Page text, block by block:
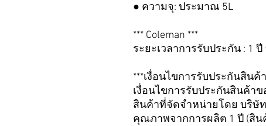
● ความจุ: ประมาณ 5L
*** Coleman ***
ระยะเวลาการรับประกัน : 1
***เงื่อนไขการรับประกันสินค้
เงื่อนไขการรับประกันสินค้า
สินค้าที่จัดจำหน่ายโดย บริษัท
คุณภาพจากการผลิต 1 ปี (สิน